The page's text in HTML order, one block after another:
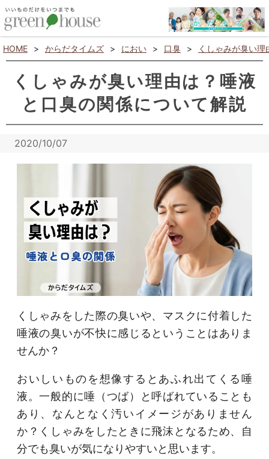
HOME > からだタイムズ > におい > 口臭 > くしゃみが臭い
くしゃみが臭い理由は？唾液
と口臭の関係について解説
2020/10/07
くしゃみをした際の臭いや、マスクに付着した
唾液の臭いが不快に感じるということはありま
せんか？
おいしいものを想像するとあふれ出てくる唾
液。一般的に唾（つば）と呼ばれていることも
あり、なんとなく汚いイメージがありません
か？くしゃみをしたときに飛沫となるため、自
分でも臭いが気になりやすいと思います。